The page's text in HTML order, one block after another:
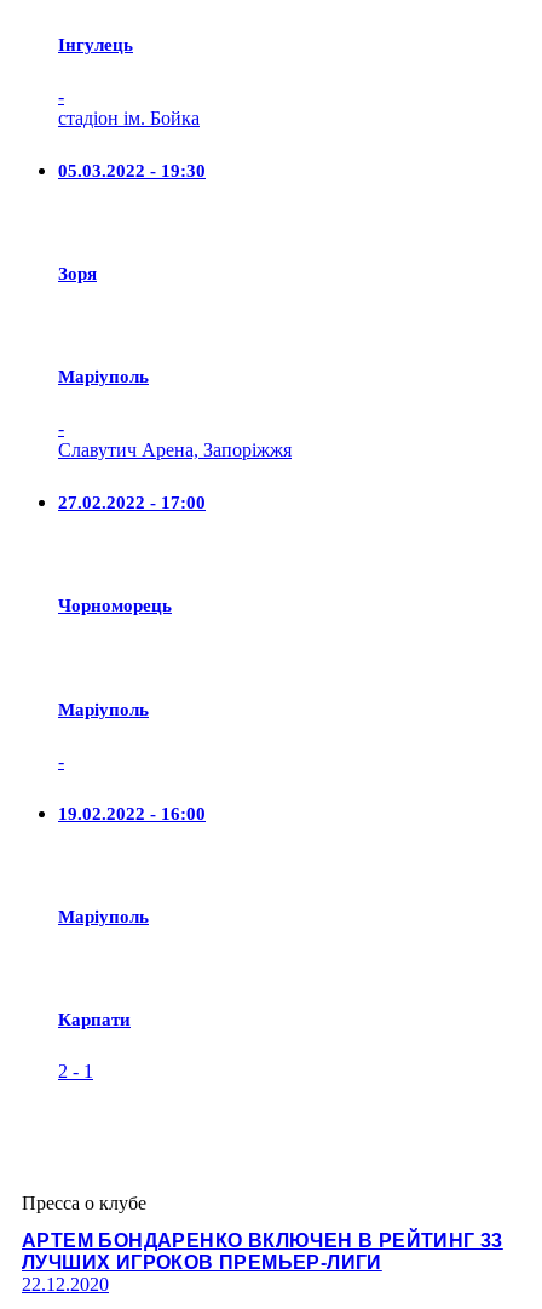
Iнгулець
-
стадіон ім. Бойка
05.03.2022 - 19:30
Зоря
Маріуполь
-
Славутич Арена, Запоріжжя
27.02.2022 - 17:00
Чорноморець
Маріуполь
-
19.02.2022 - 16:00
Маріуполь
Карпати
2 - 1
Пресса о клубе
АРТЕМ БОНДАРЕНКО ВКЛЮЧЕН В РЕЙТИНГ 33
ЛУЧШИХ ИГРОКОВ ПРЕМЬЕР-ЛИГИ
22.12.2020